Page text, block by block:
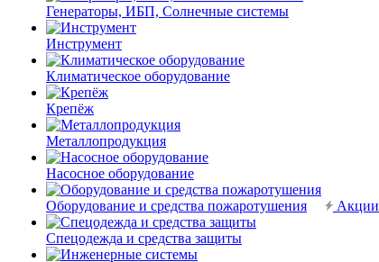
Генераторы, ИБП, Солнечные системы
Инструмент
Климатическое оборудование
Крепёж
Металлопродукция
Насосное оборудование
Оборудование и средства пожаротушения
Спецодежда и средства защиты
Акции